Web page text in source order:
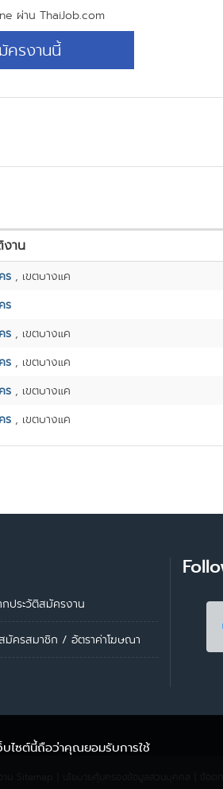
ผ่าน ThaiJob.com
รงานนี้
าน
ร , เขตบางแค
ร
ร , เขตบางแค
ร , เขตบางแค
ร , เขตบางแค
ร , เขตบางแค
กประวัติสมัครงาน
มัครสมาชิก / อัตราค่าโฆษณา
บไซต์นี้ถือว่าคุณยอมรับการใช้